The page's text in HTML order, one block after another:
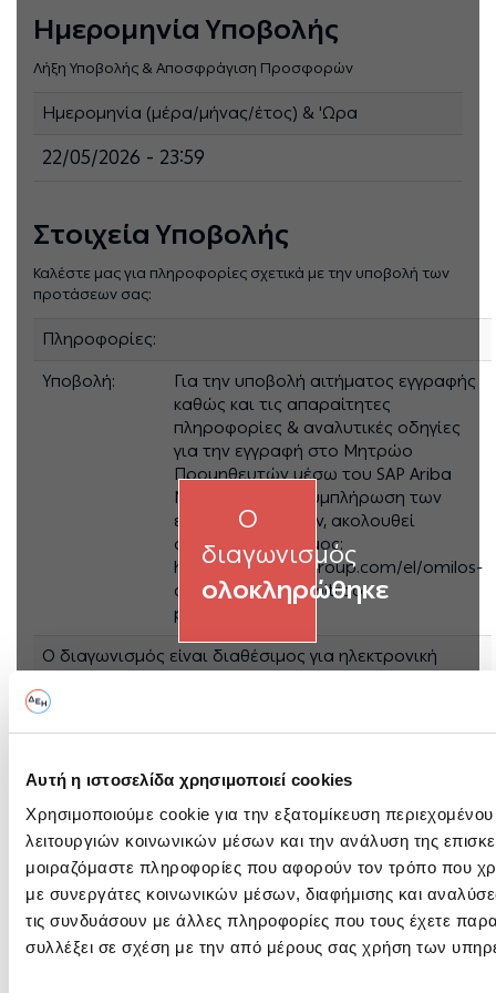
Αυτή η ιστοσελίδα χρησιμοποιεί cookies
Χρησιμοποιούμε cookie για την εξατομίκευση
λειτουργιών κοινωνικών μέσων και την ανάλυση της
μοιραζόμαστε πληροφορίες που αφορούν τον τρόπο που
με συνεργάτες κοινωνικών μέσων, διαφήμισης και
τις συνδυάσουν με άλλες πληροφορίες που τους έχετε
συλλέξει σε σχέση με την από μέρους σας χρήση των
Ημερομηνία Υποβολής
Λήξη Υποβολής & Αποσφράγιση Προσφορών
Ημερομηνία (μέρα/μήνας/έτος) & 'Ωρα
22/05/2026 - 23:59
Στοιχεία Υποβολής
Καλέστε μας για πληροφορίες σχετικά με την υποβολή των
προτάσεων σας:
Πληροφορίες:
Υποβολή:
Για την υποβολή αιτήματος εγγραφής
καθώς και τις απαραίτητες
πληροφορίες & αναλυτικές οδηγίες
για την εγγραφή στο Μητρώο
Προμηθευτών μέσω του SAP Ariba
Network και τη συμπλήρωση των
ερωτηματολογίων, ακολουθεί
σχετικός σύνδεσμος:
https://www.ppcgroup.com/el/omilos-
dei/promitheies/mitroo-
promithefton/.
Ο διαγωνισμός είναι διαθέσιμος για ηλεκτρονική
Οδηγίες Ηλ. Υποβολής
Πληροφορίες Διαγωνισμού
Γενικές Πλήροφορίες, Τεύχος Πρόσκλησης και Ανακοινώσεις
Αντικείμενο:
Διάθεση εξειδικευμένης ομάδας
λογιστικών και οικονομικών
Ηλεκτροκίνησης, καλύπτοντας
O
διαγωνισμός
ολοκληρώθηκε